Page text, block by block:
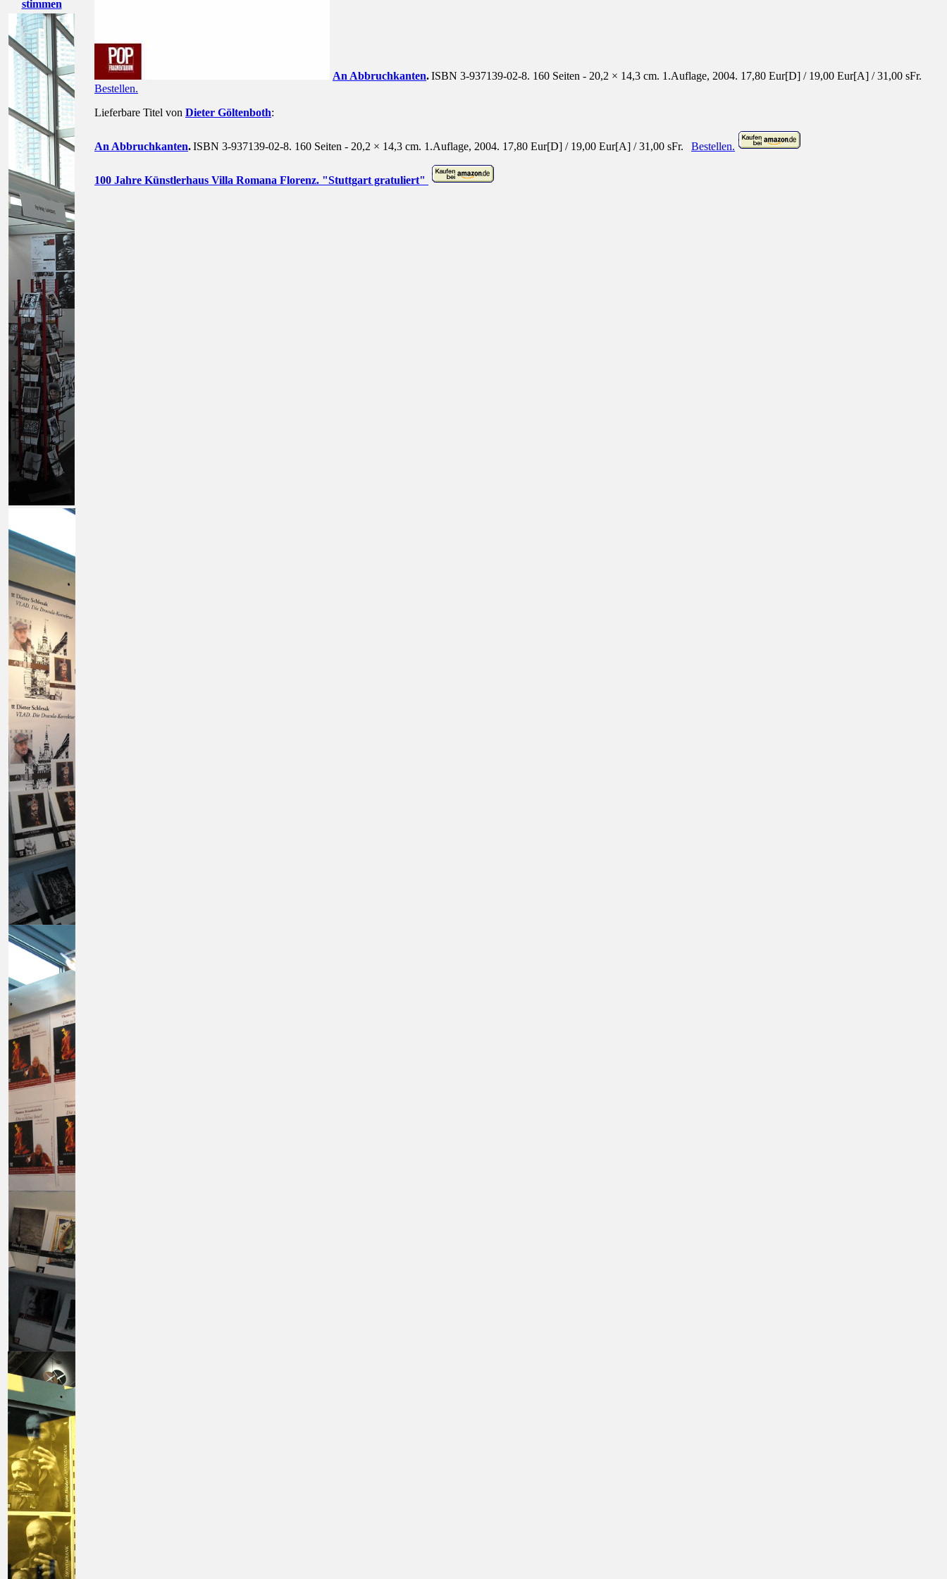
stimmen
An Abbruchkanten.ISBN 3-937139-02-8. 160 Seiten - 20,2 × 14,3 cm. 1.Auflage, 2004. 17,80 Eur[D] / 19,00 Eur[A] / 31,00 sFr.
Bestellen.
Lieferbare Titel von Dieter Göltenboth:
An Abbruchkanten.ISBN 3-937139-02-8. 160 Seiten - 20,2 × 14,3 cm. 1.Auflage, 2004. 17,80 Eur[D] / 19,00 Eur[A] / 31,00 sFr. Bestellen.
100 Jahre Künstlerhaus Villa Romana Florenz. "Stuttgart gratuliert"